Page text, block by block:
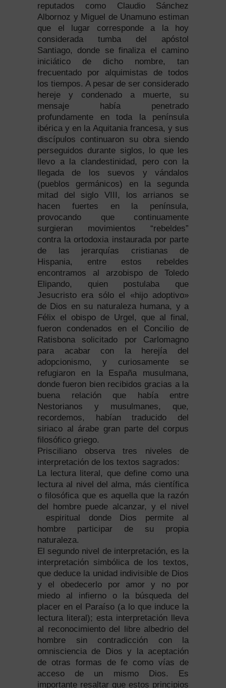
reputados como Claudio Sánchez
Albornoz y Miguel de Unamuno estiman
que el lugar corresponde a la hoy
considerada tumba del apóstol
Santiago, donde se finaliza el camino
iniciático de dicho nombre, tan
frecuentado por alquimistas de todos
los tiempos. A pesar de ser considerado
hereje y condenado a muerte, su
mensaje había penetrado
profundamente en toda la península
ibérica y en la Aquitania francesa, y sus
discípulos continuaron su obra siendo
perseguidos durante siglos, lo que les
llevo a la clandestinidad, pero con la
llegada de los suevos y vándalos
(pueblos germánicos) en la segunda
mitad del siglo VIII, los arrianos se
hacen fuertes en la península,
provocando que continuamente
surgieran movimientos “rebeldes”
contra la ortodoxia instaurada por parte
de las jerarquías cristianas de
Hispania, entre estos rebeldes
encontramos al arzobispo de Toledo
Elipando, quien postulaba que
Jesucristo era sólo el «hijo adoptivo»
de Dios en su naturaleza humana, y a
Félix el obispo de Urgel, que al final,
fueron condenados en el Concilio de
Ratisbona solicitado por Carlomagno
para acabar con la herejía del
adopcionismo, y curiosamente se
refugiaron en la España musulmana,
donde fueron bien recibidos gracias a la
buena relación que había entre
Nestorianos y musulmanes, que,
recordemos, habían traducido del
siriaco al árabe gran parte del corpus
filosófico griego.
Prisciliano observa tres niveles de
interpretación de los textos sagrados:
La lectura literal, que define como una
lectura al nivel del alma, más científica
o filosófica que es aquella que la razón
del hombre puede alcanzar, y el nivel
espiritual donde Dios permite al
hombre participar de su propia
naturaleza.
El segundo nivel de interpretación, es la
interpretación simbólica de los textos,
que deduce la unidad indivisible de Dios
y el obedecerlo por amor y no por
miedo al infierno o la búsqueda del
placer en el Paraíso (a lo que induce la
lectura literal); esta interpretación lleva
al reconocimiento del libre albedrio del
hombre sin contradicción con la
omnisciencia de Dios y la aceptación
de otras formas de fe como vías de
acceso de un mismo Dios. Es
importante resaltar que estos principios